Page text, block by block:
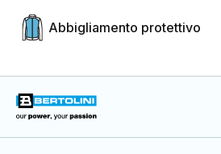
Abbigliamento protettivo